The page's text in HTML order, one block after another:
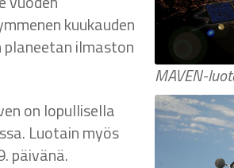
MAVEN-
kuukauden
ilmaston
on lopullisella
Luotain myös
päivänä.